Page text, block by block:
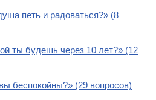
петь и радоваться?» (8
ты будешь через 10 лет?» (12
беспокойны?» (29 вопросов)